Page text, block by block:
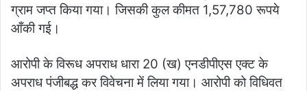
ग्राम जप्त किया गया। जिसकी कुल कीमत 1,57,780 रूपये
आँकी गई।
आरोपी के विरूध अपराध धारा 20 (ख) एनडीपीएस एक्ट के
अपराध पंजीबद्ध कर विवेचना में लिया गया। आरोपी को विधिवत